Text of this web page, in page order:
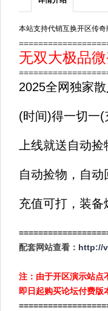
本站支持代销互换开区传
无双大极品
2025全网独家
(时间)得一切一
上线就送自动
自动捡物，自
充值可打，装
配套网站查看： http://
注：由于开区演示站点
即日起购买论坛付费版